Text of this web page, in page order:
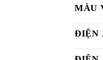
MÀU
ĐIỆN